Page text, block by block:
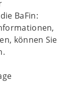
BaFin:
können Sie